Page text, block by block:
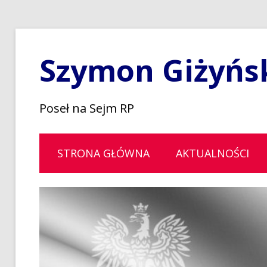
Szymon
Poseł na Sejm RP
STRONA GŁÓWNA AKTUALNOŚCI